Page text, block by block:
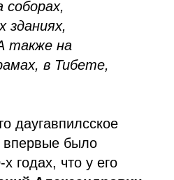
соборах,
зданиях,
также на
в Тибете,
даугавпилсское
впервые было
годах, что у его